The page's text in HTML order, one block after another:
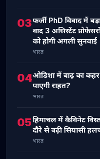
03फर्जी PhD विवाद में
बाद 3 असिस्टेंट
को होगी अगली सुनवाई
भारत
04ओडिशा में बाढ़ का
पाएगी राहत?
भारत
05हिमाचल में कैबिनेट
दौरे से बढ़ी सियासी
भारत